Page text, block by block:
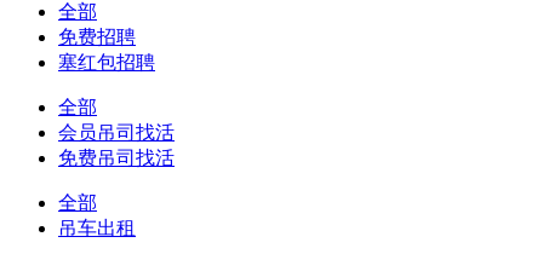
全部
免费招聘
塞红包招聘
全部
会员吊司找活
免费吊司找活
全部
吊车出租